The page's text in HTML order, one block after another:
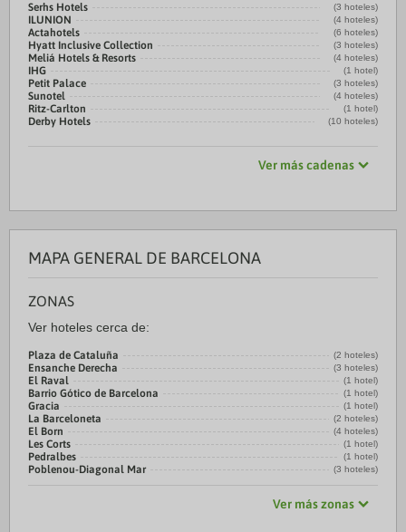
Serhs Hotels (3 hoteles)
ILUNION (4 hoteles)
Actahotels (6 hoteles)
Hyatt Inclusive Collection (3 hoteles)
Meliá Hotels & Resorts (4 hoteles)
IHG (1 hotel)
Petit Palace (3 hoteles)
Sunotel (4 hoteles)
Ritz-Carlton (1 hotel)
Derby Hotels (10 hoteles)
Ver más cadenas
MAPA GENERAL DE BARCELONA
ZONAS
Ver hoteles cerca de:
Plaza de Cataluña (2 hoteles)
Ensanche Derecha (3 hoteles)
El Raval (1 hotel)
Barrio Gótico de Barcelona (1 hotel)
Gracia (1 hotel)
La Barceloneta (2 hoteles)
El Born (4 hoteles)
Les Corts (1 hotel)
Pedralbes (1 hotel)
Poblenou-Diagonal Mar (3 hoteles)
Ver más zonas